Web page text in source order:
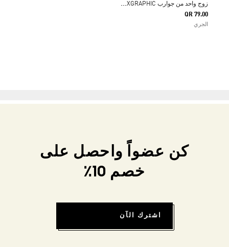
ز
وج واحد من جوارب RUNXGRAPHIC
QR 79.00
الجري
كن عضواً واحصل على
خصم 10٪
اشترك الآن